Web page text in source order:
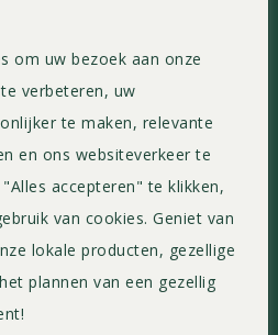
om uw bezoek aan onze
verbeteren, uw
te maken, relevante
en ons websiteverkeer te
accepteren" te klikken,
van cookies. Geniet van
lokale producten, gezellige
plannen van een gezellig